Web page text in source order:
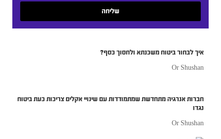
שליחה
איך לבחור ביטוח משכנתא ולחסוך כסף?
Or Shushan
חברות אנרגיה מתחדשת שמתמודדות עם שינויי אקלים צריכות כעת ביטוח
נגדו
Or Shushan